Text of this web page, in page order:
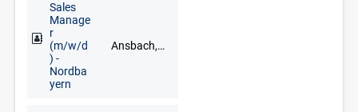
Sales
Manage
r
(m/w/d
) -
Nordba
yern
Ansbach, Aschaffenburg, Bamberg, Bayreuth, Coburg, Hof, Nürnberg, Regensburg, Schweinfurt, Würzburg